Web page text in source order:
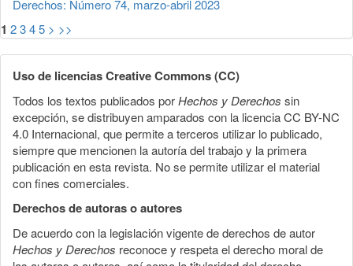
Derechos: Número 74, marzo-abril 2023
1 2345 > >>
Uso de licencias Creative Commons (CC)
Todos los textos publicados porHechos y Derechos sin
excepción, se distribuyen amparados con la licencia CC BY-NC
4.0 Internacional, que permite a terceros utilizar lo publicado,
siempre que mencionen la autoría del trabajo y la primera
publicación en esta revista. No se permite utilizar el material
con fines comerciales.
Derechos de autoras o autores
De acuerdo con la legislación vigente de derechos de autor
Hechos y Derechos reconoce y respeta el derecho moral de